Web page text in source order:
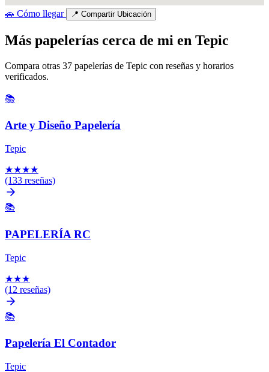
🚗 Cómo llegar 📍 Compartir Ubicación
Más papelerías cerca de mi en Tepic
Compara otras 37 papelerías de Tepic con reseñas y horarios
verificados.
📚
Arte y Diseño Papelería
Tepic
★★★★
(133 reseñas)
📚
PAPELERÍA RC
Tepic
★★★
(12 reseñas)
📚
Papelería El Contador
Tepic